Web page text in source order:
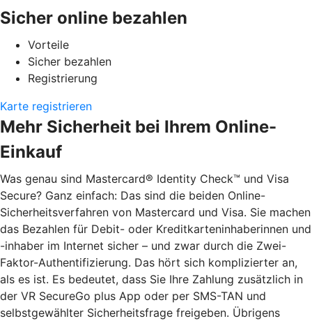
Sicher online bezahlen
Vorteile
Sicher bezahlen
Registrierung
Karte registrieren
Mehr Sicherheit bei Ihrem Online-
Einkauf
Was genau sind Mastercard® Identity Check™ und Visa
Secure? Ganz einfach: Das sind die beiden Online-
Sicherheitsverfahren von Mastercard und Visa. Sie machen
das Bezahlen für Debit- oder Kreditkarteninhaberinnen und
-inhaber im Internet sicher – und zwar durch die Zwei-
Faktor-Authentifizierung. Das hört sich komplizierter an,
als es ist. Es bedeutet, dass Sie Ihre Zahlung zusätzlich in
der VR SecureGo plus App oder per SMS-TAN und
selbstgewählter Sicherheitsfrage freigeben. Übrigens